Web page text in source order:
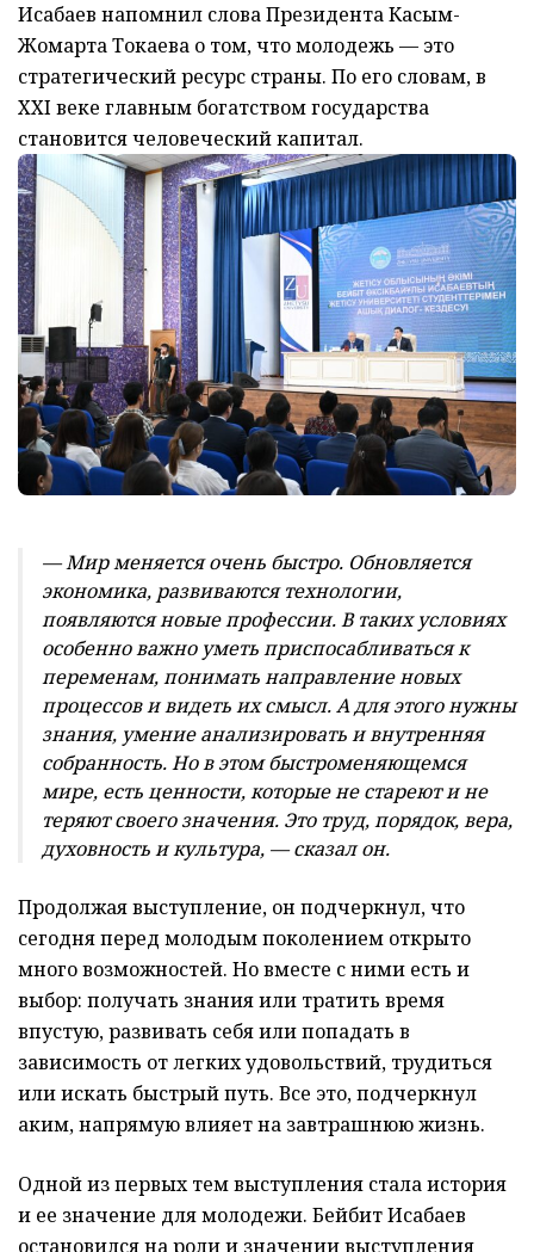
Исабаев напомнил слова Президента Касым-
Жомарта Токаева о том, что молодежь — это
стратегический ресурс страны. По его словам, в
XXI веке главным богатством государства
становится человеческий капитал.
— Мир меняется очень быстро. Обновляется
экономика, развиваются технологии,
появляются новые профессии. В таких условиях
особенно важно уметь приспосабливаться к
переменам, понимать направление новых
процессов и видеть их смысл. А для этого нужны
знания, умение анализировать и внутренняя
собранность. Но в этом быстроменяющемся
мире, есть ценности, которые не стареют и не
теряют своего значения. Это труд, порядок, вера,
духовность и культура, — сказал он.
Продолжая выступление, он подчеркнул, что
сегодня перед молодым поколением открыто
много возможностей. Но вместе с ними есть и
выбор: получать знания или тратить время
впустую, развивать себя или попадать в
зависимость от легких удовольствий, трудиться
или искать быстрый путь. Все это, подчеркнул
аким, напрямую влияет на завтрашнюю жизнь.
Одной из первых тем выступления стала история
и ее значение для молодежи. Бейбит Исабаев
остановился на роли и значении выступления